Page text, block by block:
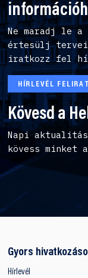
Ne maradj le
értesülj
iratkozz fel
HÍRLEVÉL
Kövesd a
Napi
kövess minket a
Gyors
Hírlevél